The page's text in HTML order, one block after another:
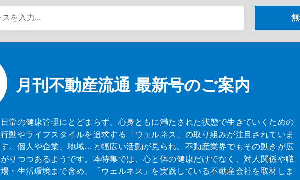
月刊不動産流通 最新号のご案内
日常の健康管理にとどまらず、心身ともに満たされた状態で生きていくための
行動やライフスタイルを追求する「ウェルネス」の取り組みが注目されていま
す。個人や企業、地域…と幅広い活動が見られ、不動産業界でもその動きが広
がりつつあるようです。本特集では、心と体の健康だけでなく、対人関係や職
場・生活環境まで含め、「ウェルネス」を実践している不動産会社を取材しま